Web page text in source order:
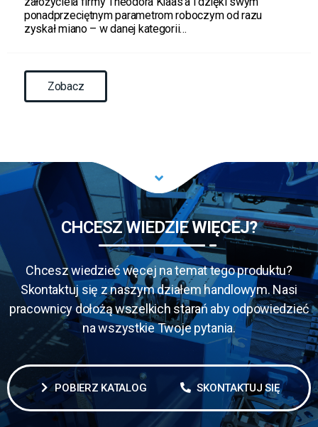
ponadprzeciętnym parametrom roboczym od razu
zyskał miano – w danej kategorii…
Zobacz
CHCESZ WIEDZIEWIĘCEJ?
Chcesz wiedzieć węcej na temat tego produktu?
Skontaktuj się z naszym działem handlowym. Nasi
pracownicy dołożą wszelkich starań aby odpowiedzieć
na wszystkie Twoje pytania.
POBIERZ KATALOG SKONTAKTUJ SIĘ